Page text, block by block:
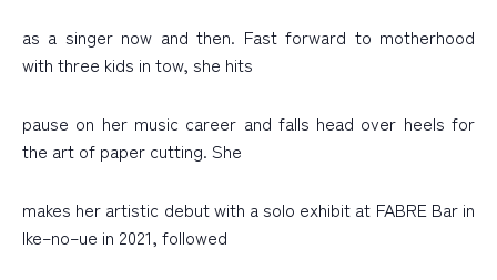
as a singer now and then. Fast forward to motherhood
with three kids in tow, she hits
pause on her music career and falls head over heels for
the art of paper cutting. She
makes her artistic debut with a solo exhibit at FABRE Bar in
Ike–no–ue in 2021, followed